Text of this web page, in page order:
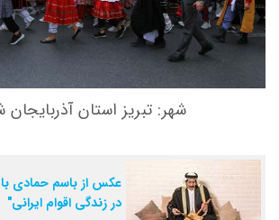
شهر: تبریز استان
عکس از باسم حمادی
در زندگی اقوام ایرانی"